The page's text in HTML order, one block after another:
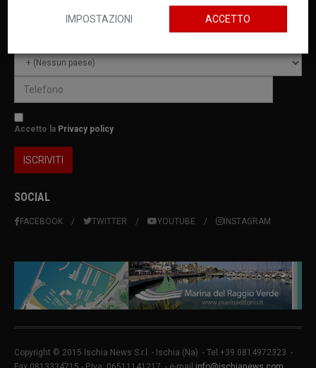
Accetto la Privacy policy
SOCIAL
FACEBOOK TWITTER YOUTUBE INSTAGRAM
IMPOSTAZIONI ACCETTO
Copyright © 2015 Ischia News S.r.l. - Ischia (Na) - Tel.+39 0814972323 -